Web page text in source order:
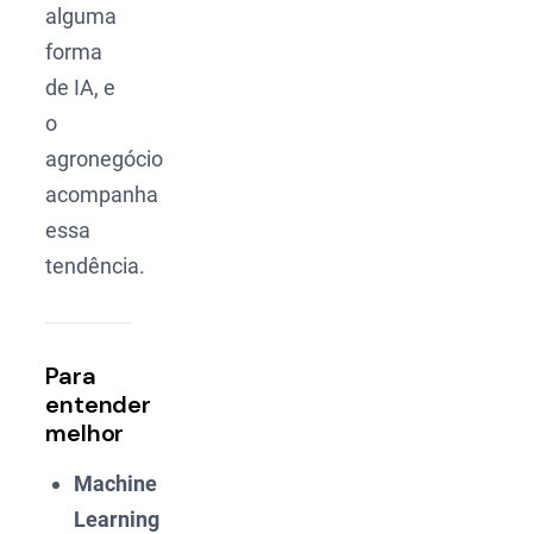
alguma
forma
de IA, e
o
agronegócio
acompanha
essa
tendência.
Para
entender
melhor
Machine
Learning